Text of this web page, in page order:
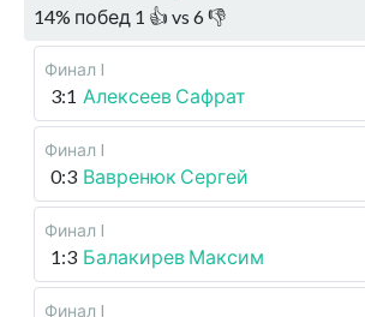
14% побед 1 👍 vs 6👎
Финал I
3:1 Алексеев Сафрат
Финал I
0:3 Вавренюк Сергей
Финал I
1:3 Балакирев Максим
Финал I